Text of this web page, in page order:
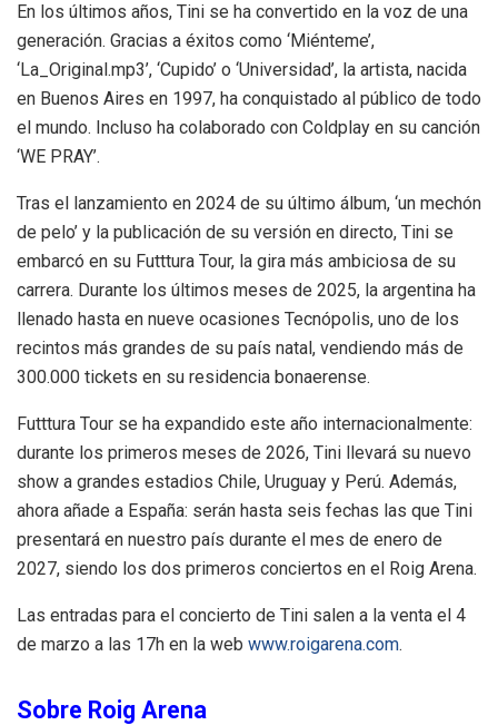
En los últimos años, Tini se ha convertido en la voz de una
generación. Gracias a éxitos como ‘Miénteme’,
‘La_Original.mp3’, ‘Cupido’ o ‘Universidad’, la artista, nacida
en Buenos Aires en 1997, ha conquistado al público de todo
el mundo. Incluso ha colaborado con Coldplay en su canción
‘WE PRAY’.
Tras el lanzamiento en 2024 de su último álbum, ‘un mechón
de pelo’ y la publicación de su versión en directo, Tini se
embarcó en su Futttura Tour, la gira más ambiciosa de su
carrera. Durante los últimos meses de 2025, la argentina ha
llenado hasta en nueve ocasiones Tecnópolis, uno de los
recintos más grandes de su país natal, vendiendo más de
300.000 tickets en su residencia bonaerense.
Futttura Tour se ha expandido este año internacionalmente:
durante los primeros meses de 2026, Tini llevará su nuevo
show a grandes estadios Chile, Uruguay y Perú. Además,
ahora añade a España: serán hasta seis fechas las que Tini
presentará en nuestro país durante el mes de enero de
2027, siendo los dos primeros conciertos en el Roig Arena.
Las entradas para el concierto de Tini salen a la venta el 4
de marzo a las 17h en la web www.roigarena.com.
Sobre Roig Arena